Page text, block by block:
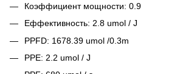
Коэффициент мощности: 0.9
Еффективность: 2.8 umol / J
PPFD: 1678.39 umol /0.3m
PPE: 2.2 umol / J